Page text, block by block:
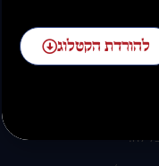
להורדת הקטלוג